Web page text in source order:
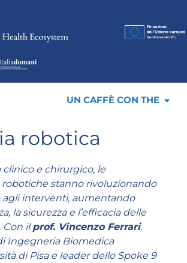
UN CAFFÈ CON THE
robotica
clinico e chirurgico, le
stanno rivoluzionando
agli interventi, aumentando
la sicurezza e l’efficacia delle
Con ilprof. Vincenzo Ferrari,
Ingegneria Biomedica
di Pisa e leader dello Spoke 9